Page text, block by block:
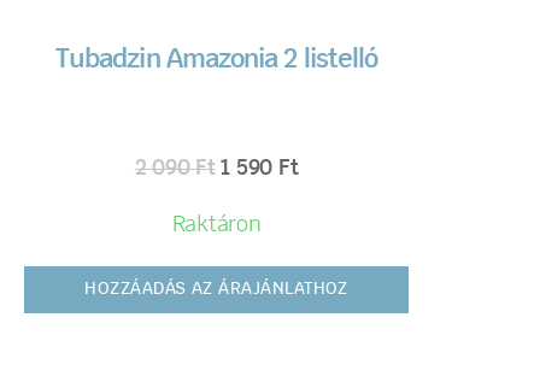
Tubadzin Amazonia 2 listelló
2 090Ft 1 590 Ft
Raktáron
HOZZÁADÁS AZ ÁRAJÁNLATHOZ